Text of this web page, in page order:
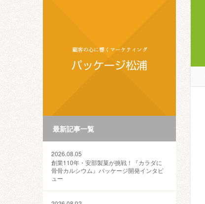
最新記事一覧
2026.08.05
創業110年・安部製菓が挑戦！『カラダに
骨骨カルシウム』パッケージ開発インタビ
ュー